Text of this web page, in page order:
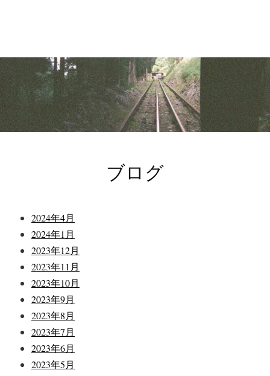
ン
へ
ス
キ
ブログ
2024年4月
2024年1月
2023年12月
2023年11月
2023年10月
2023年9月
2023年8月
2023年7月
2023年6月
2023年5月